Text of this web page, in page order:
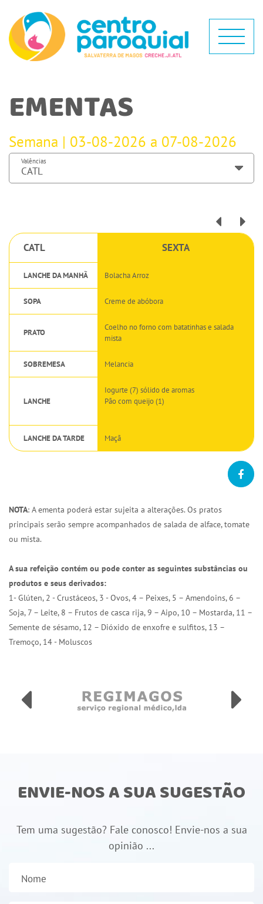
EMENTAS
Semana | 03-08-2026 a 07-08-2026
Valências
CATL SEXTA
LANCHE DA MANHÃ Bolacha Arroz
SOPA Creme de abóbora
PRATO
Coelho no forno com batatinhas e salada
mista
SOBREMESA Melancia
LANCHE
Iogurte (7) sólido de aromas
Pão com queijo (1)
LANCHE DA TARDE Maçã
NOTA: A ementa poderá estar sujeita a alterações. Os pratos
principais serão sempre acompanhados de salada de alface, tomate
ou mista.
A sua refeição contém ou pode conter as seguintes substâncias ou
produtos e seus derivados:
1- Glúten, 2 - Crustáceos, 3 - Ovos, 4 – Peixes, 5 – Amendoins, 6 –
Soja, 7 – Leite, 8 – Frutos de casca rija, 9 – Aipo, 10 – Mostarda, 11 –
Semente de sésamo, 12 – Dióxido de enxofre e sulfitos, 13 –
Tremoço, 14 - Moluscos
ENVIE-NOS A SUA SUGESTÃO
Tem uma sugestão? Fale conosco! Envie-nos a sua
opinião ...
Nome